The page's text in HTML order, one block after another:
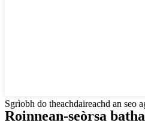
Sgrìobh do theachdaireachd an seo
Roinnean-seòrsa